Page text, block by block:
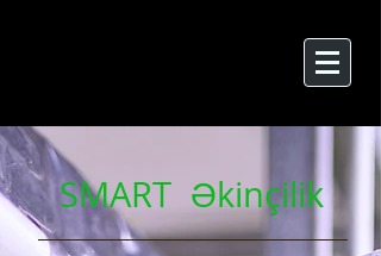
SMART Əkinçilik